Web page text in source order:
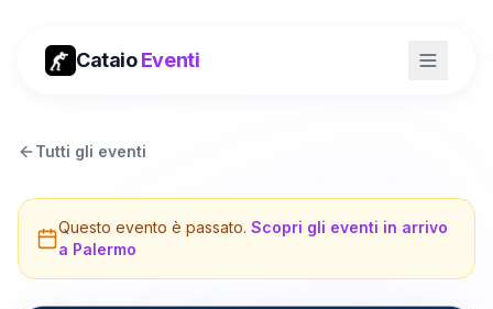
CataioEventi
Tutti gli eventi
Questo evento è passato. Scopri gli eventi in arrivo
a Palermo